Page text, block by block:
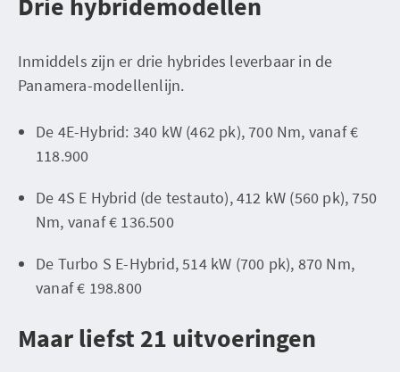
Inmiddels zijn er drie hybrides leverbaar in de
Panamera-modellenlijn.
De 4E-Hybrid: 340 kW (462 pk), 700 Nm, vanaf €
118.900
De 4S E Hybrid (de testauto), 412 kW (560 pk), 750
Nm, vanaf € 136.500
De Turbo S E-Hybrid, 514 kW (700 pk), 870 Nm,
vanaf € 198.800
Maar liefst 21 uitvoeringen